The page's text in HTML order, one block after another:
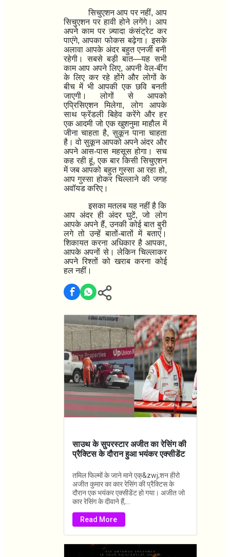
सिचुएशन आप पर नहीं, आप
सिचुएशन पर हावी होने लगेंगे। आप
अपने काम पर ज़्यादा कंसंट्रेट कर
पाएंगे,आपका फोकस बढ़ेगा। इसके
अलावा आपके अंदर बहुत एनर्जी बनी
रहेगी। सबसे बड़ी बात—यह सभी
काम आप अपने लिए, अपनी वेल-बींग
के लिए कर रहे होंगे और लोगों के
बीच में भी आपकी एक छवि बनती
जाएगी। लोगों से आपको
एप्रिसिएशन मिलेगा,लोग आपके
साथ फ्रेंडली बिहेव करेंगे और हर
एक आदमी जो एक खुशनुमा माहौल में
जीना चाहता है,सुकून पाना चाहता
है। वो सुकून आपको अपने अंदर और
अपने आस-पास महसूस होगा। सच
कह रही हूं,एक बार किसी सिचुएशन
में जब आपको बहुत गुस्सा आ रहा हो,
आप गुस्सा होकर चिल्लाने की जगह
अवॉयड करिए।
इसका मतलब यह नहीं है कि
आप अंदर ही अंदर घुटें,जो लोग
आपके अपने हैं,उनकी कोई बात बुरी
लगे तो उन्हें बातों-बातों में बताएं।
शिकायत करना अधिकार है आपका,
आपके अपनों से। लेकिन चिल्लाकर
अपने रिश्तों को खराब करना कोई
हल नहीं।
साउथ के सुपरस्टार अजीत का रेसिंग की
प्रैक्टिस के दौरान हुआ भयंकर एक्सीडेंट
तमिल फिल्मों के जाने माने एक्&zwj;शन हीरो
अजीत कुमार का कार रेसिंग की प्रैक्टिस के
दौरान एक भयंकर एक्सीडेंट हो गया। अजीत जो
कार रेसिंग के दीवाने हैं,...
Read More